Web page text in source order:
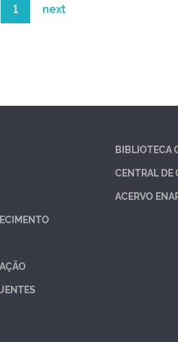
1 next
BIBLIOTECA
CENTRAL DE
ACERVO